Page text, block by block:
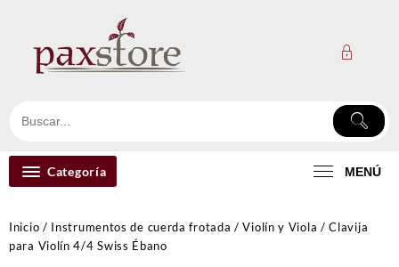
contenido
Categoría MENÚ
Inicio / Instrumentos de cuerda frotada /Violín y Viola / Clavija
para Violín 4/4 Swiss Ébano